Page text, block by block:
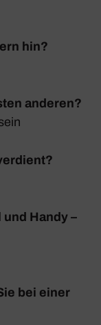
hin?
anderen?
und Handy –
bei einer